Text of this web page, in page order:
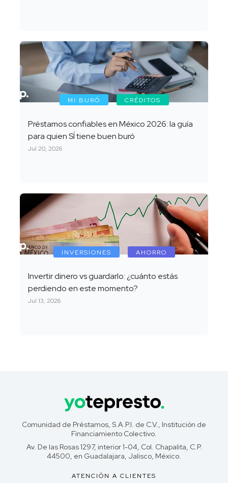
MI BURÓ CRÉDITOS
Préstamos confiables en México 2026: la guía
para quien SÍ tiene buen buró
Jul 20, 2026
INVERSIONES AHORRO
Invertir dinero vs guardarlo: ¿cuánto estás
perdiendo en este momento?
Jul 13, 2026
Comunidad de Préstamos, S.A.P.I. de C.V., Institución de
Financiamiento Colectivo.
Av. De las Rosas 1297, interior 1-04, Col. Chapalita, C.P.
44500, en Guadalajara, Jalisco, México.
ATENCIÓN A CLIENTES